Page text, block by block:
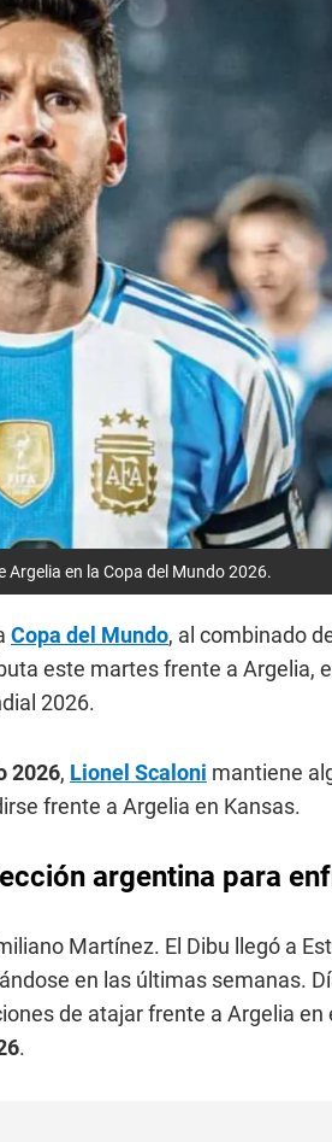
Argelia en la Copa del Mundo 2026.
Copa del Mundo, al combinado
este martes frente a Argelia,
2026.
2026, Lionel Scaloni mantiene
frente a Argelia en Kansas.
argentina para
Martínez. El Dibu llegó a
en las últimas semanas.
de atajar frente a Argelia en
.